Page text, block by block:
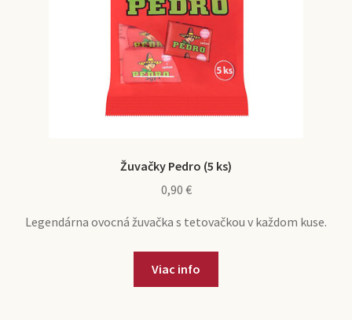
Žuvačky Pedro (5 ks)
0,90 €
Legendárna ovocná žuvačka s tetovačkou v každom kuse.
Viac info